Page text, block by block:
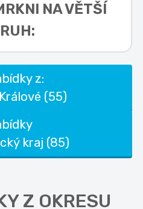
NA VĚTŠÍ
z:
(55)
kraj (85)
Z OKRESU